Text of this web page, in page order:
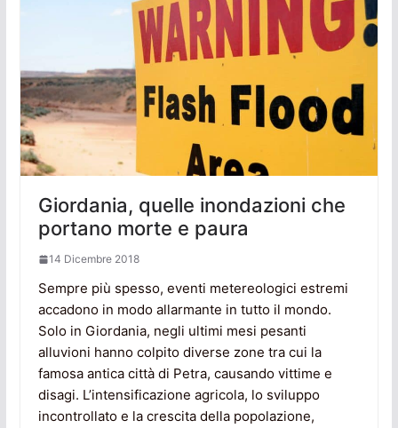
Giordania, quelle inondazioni che
portano morte e paura
14 Dicembre 2018
Sempre più spesso, eventi metereologici estremi
accadono in modo allarmante in tutto il mondo.
Solo in Giordania, negli ultimi mesi pesanti
alluvioni hanno colpito diverse zone tra cui la
famosa antica città di Petra, causando vittime e
disagi. L’intensificazione agricola, lo sviluppo
incontrollato e la crescita della popolazione,